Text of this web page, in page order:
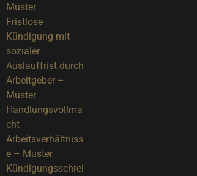
Muster
Fristlose
Kündigung mit
sozialer
Auslauffrist durch
Arbeitgeber –
Muster
Handlungsvollma
cht
Arbeitsverhältniss
e – Muster
Kündigungsschrei